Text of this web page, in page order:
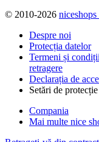
© 2010-2026
Despre noi
Protecția datelor
Termeni și
retragere
Declarația de
Setări de
Compania
Mai multe nice